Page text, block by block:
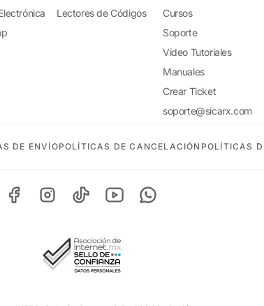
Lectores de Códigos
Cursos
Soporte
Video Tutoriales
Manuales
Crear Ticket
soporte@sicarx.com
DE ENVÍOPOLÍTICAS DE CANCELACIÓN POLÍTICAS